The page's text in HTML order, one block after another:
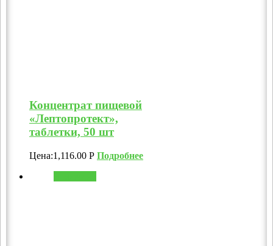
Концентрат пищевой
«Лептопротект»,
таблетки, 50 шт
Цена:1,116.00 Р Подробнее